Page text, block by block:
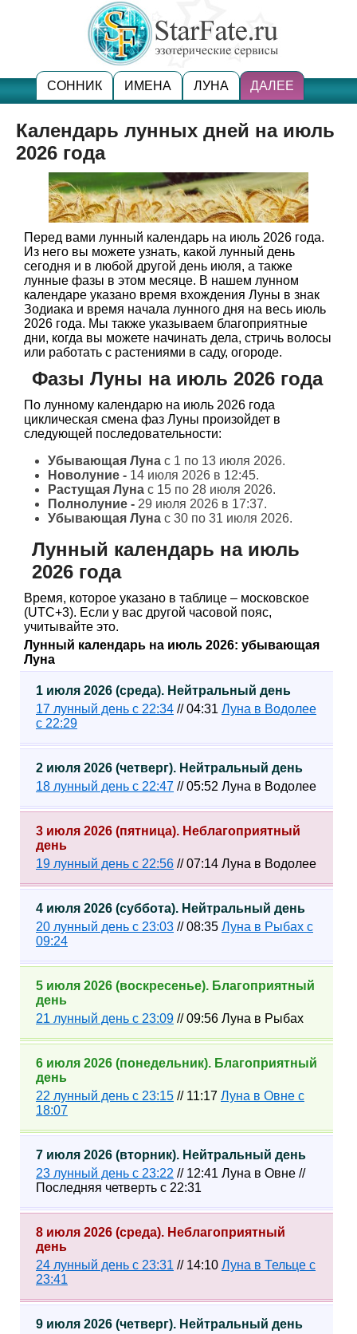
СОННИК ИМЕНА ЛУНА ДАЛЕЕ
Календарь лунных дней на июль
2026 года
Перед вами лунный календарь на июль 2026 года.
Из него вы можете узнать, какой лунный день
сегодня и в любой другой день июля, а также
лунные фазы в этом месяце. В нашем лунном
календаре указано время вхождения Луны в знак
Зодиака и время начала лунного дня на весь июль
2026 года. Мы также указываем благоприятные
дни, когда вы можете начинать дела, стричь волосы
или работать с растениями в саду, огороде.
Фазы Луны на июль 2026 года
По лунному календарю на июль 2026 года
циклическая смена фаз Луны произойдет в
следующей последовательности:
Убывающая Луна с 1 по 13 июля 2026.
Новолуние - 14 июля 2026 в 12:45.
Растущая Луна с 15 по 28 июля 2026.
Полнолуние - 29 июля 2026 в 17:37.
Убывающая Луна с 30 по 31 июля 2026.
Лунный календарь на июль
2026 года
Время, которое указано в таблице – московское
(UTC+3). Если у вас другой часовой пояс,
учитывайте это.
Лунный календарь на июль 2026: убывающая
Луна
1 июля 2026 (среда). Нейтральный день
17 лунный день с 22:34 // 04:31 Луна в Водолее
с 22:29
2 июля 2026 (четверг). Нейтральный день
18 лунный день с 22:47 // 05:52 Луна в Водолее
3 июля 2026 (пятница). Неблагоприятный
день
19 лунный день с 22:56 // 07:14 Луна в Водолее
4 июля 2026 (суббота). Нейтральный день
20 лунный день с 23:03 // 08:35 Луна в Рыбах с
09:24
5 июля 2026 (воскресенье). Благоприятный
день
21 лунный день с 23:09 // 09:56 Луна в Рыбах
6 июля 2026 (понедельник). Благоприятный
день
22 лунный день с 23:15 // 11:17 Луна в Овне с
18:07
7 июля 2026 (вторник). Нейтральный день
23 лунный день с 23:22 // 12:41 Луна в Овне //
Последняя четверть с 22:31
8 июля 2026 (среда). Неблагоприятный
день
24 лунный день с 23:31 // 14:10 Луна в Тельце с
23:41
9 июля 2026 (четверг). Нейтральный день